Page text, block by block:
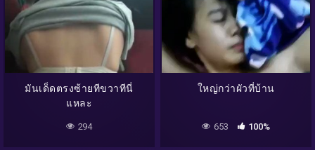
มันเด็ดตรงซ้ายทีขวาทีนี่
แหละ
294
ใหญ่กว่าผัวที่บ้าน
653 100%